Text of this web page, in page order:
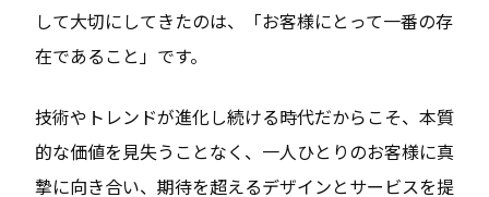
して大切にしてきたのは、「お客様にとって一番の存
在であること」です。
技術やトレンドが進化し続ける時代だからこそ、本質
的な価値を見失うことなく、一人ひとりのお客様に真
摯に向き合い、期待を超えるデザインとサービスを提